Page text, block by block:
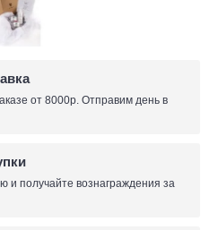
от 8000р. Отправим день в
и получайте вознаграждения за